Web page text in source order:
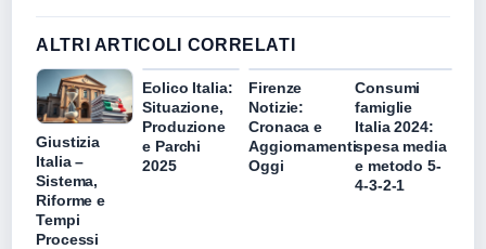
ALTRI ARTICOLI CORRELATI
Giustizia
Italia –
Sistema,
Riforme e
Tempi
Processi
Eolico Italia:
Situazione,
Produzione
e Parchi
2025
Firenze
Notizie:
Cronaca e
Aggiornamenti
Oggi
Consumi
famiglie
Italia 2024:
spesa media
e metodo 5-
4-3-2-1